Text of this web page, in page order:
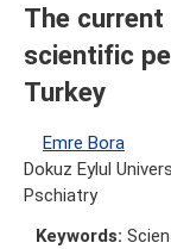
The
scientific
Turkey
Emre Bora
Dokuz Eylul
Pschiatry
Keywords: